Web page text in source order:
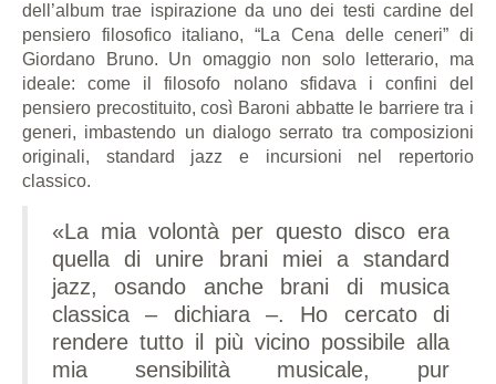
dell’album trae ispirazione da uno dei testi cardine del
pensiero filosofico italiano, “La Cena delle ceneri” di
Giordano Bruno. Un omaggio non solo letterario, ma
ideale: come il filosofo nolano sfidava i confini del
pensiero precostituito, così Baroni abbatte le barriere tra i
generi, imbastendo un dialogo serrato tra composizioni
originali, standard jazz e incursioni nel repertorio
classico.
«La mia volontà per questo disco era
quella di unire brani miei a standard
jazz, osando anche brani di musica
classica – dichiara –. Ho cercato di
rendere tutto il più vicino possibile alla
mia sensibilità musicale, pur